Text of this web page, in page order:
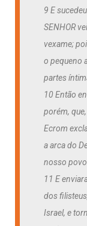
9 E
SENHOR
vexame;
o pequeno
partes
10 Então
porém,
Ecrom
a arca do
nosso povo.
11 E
dos
Israel, e